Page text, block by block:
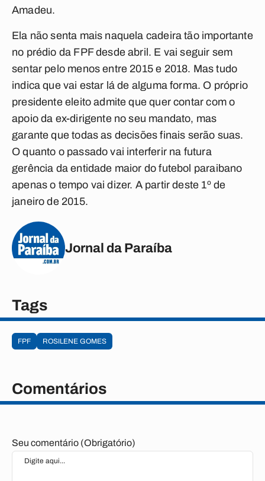
Amadeu.
Ela não senta mais naquela cadeira tão importante
no prédio da FPF desde abril. E vai seguir sem
sentar pelo menos entre 2015 e 2018. Mas tudo
indica que vai estar lá de alguma forma. O próprio
presidente eleito admite que quer contar com o
apoio da ex-dirigente no seu mandato, mas
garante que todas as decisões finais serão suas.
O quanto o passado vai interferir na futura
gerência da entidade maior do futebol paraibano
apenas o tempo vai dizer. A partir deste 1º de
janeiro de 2015.
Jornal da Paraíba
Tags
FPF ROSILENE GOMES
Comentários
Seu comentário (Obrigatório)